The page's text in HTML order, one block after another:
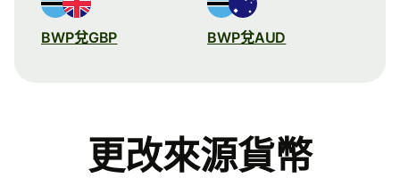
BWP兌GBP BWP兌AUD
更改來源貨幣